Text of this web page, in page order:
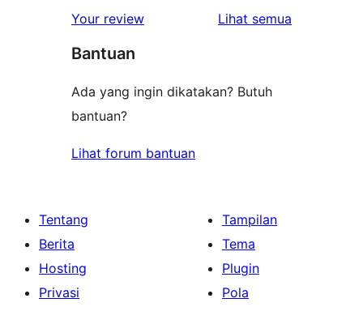
Your review Lihat semua
Bantuan
Ada yang ingin dikatakan? Butuh
bantuan?
Lihat forum bantuan
Tentang
Berita
Hosting
Privasi
Tampilan
Tema
Plugin
Pola